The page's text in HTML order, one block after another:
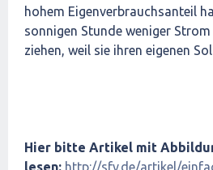
hohem Eigenverbrauchsanteil
sonnigen Stunde weniger
ziehen, weil sie ihren eigenen
Hier bitte Artikel mit
lesen: http://sfv.de/artikel/